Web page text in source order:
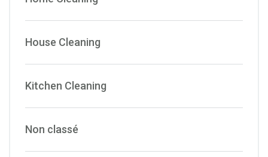
House Cleaning
Kitchen Cleaning
Non classé